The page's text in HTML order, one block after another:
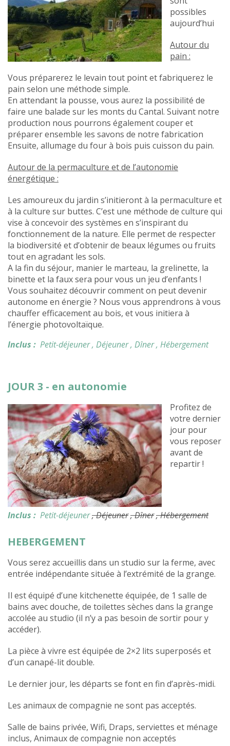
possibles
aujourd’hui
Autour du
pain :
Vous préparerez le levain tout point et fabriquerez le
pain selon une méthode simple.
En attendant la pousse, vous aurez la possibilité de
faire une balade sur les monts du Cantal. Suivant notre
production nous pourrons également couper et
préparer ensemble les savons de notre fabrication
Ensuite, allumage du four à bois puis cuisson du pain.
Autour de la permaculture et de l’autonomie
énergétique :
Les amoureux du jardin s’initieront à la permaculture et
à la culture sur buttes. C’est une méthode de culture qui
vise à concevoir des systèmes en s’inspirant du
fonctionnement de la nature. Elle permet de respecter
la biodiversité et d’obtenir de beaux légumes ou fruits
tout en agradant les sols.
A la fin du séjour, manier le marteau, la grelinette, la
binette et la faux sera pour vous un jeu d’enfants !
Vous souhaitez découvrir comment on peut devenir
autonome en énergie ? Nous vous apprendrons à vous
chauffer efficacement au bois, et vous initiera à
l’énergie photovoltaïque.
Inclus : Petit-déjeuner, Déjeuner, Dîner, Hébergement
JOUR 3 - en autonomie
Profitez de
votre dernier
jour pour
vous reposer
avant de
repartir !
Inclus : Petit-déjeuner, Déjeuner, Dîner, Hébergement
HEBERGEMENT
Vous serez accueillis dans un studio sur la ferme, avec
entrée indépendante située à l’extrémité de la grange.
Il est équipé d’une kitchenette équipée, de 1 salle de
bains avec douche, de toilettes sèches dans la grange
accolée au studio (il n’y a pas besoin de sortir pour y
accéder).
La pièce à vivre est équipée de 2×2 lits superposés et
d’un canapé-lit double.
Le dernier jour, les départs se font en fin d’après-midi.
Les animaux de compagnie ne sont pas acceptés.
Salle de bains privée, Wifi, Draps, serviettes et ménage
inclus, Animaux de compagnie non acceptés